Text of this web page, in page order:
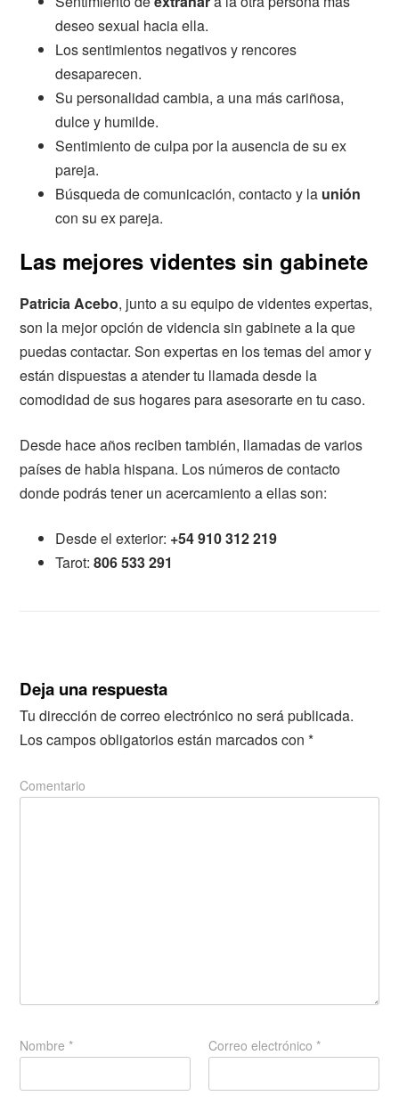
deseo sexual hacia ella.
Los sentimientos negativos y rencores
desaparecen.
Su personalidad cambia, a una más cariñosa,
dulce y humilde.
Sentimiento de culpa por la ausencia de su ex
pareja.
Búsqueda de comunicación, contacto y la unión
con su ex pareja.
Las mejores videntes sin gabinete
Patricia Acebo, junto a su equipo de videntes expertas,
son la mejor opción de videncia sin gabinete a la que
puedas contactar. Son expertas en los temas del amor y
están dispuestas a atender tu llamada desde la
comodidad de sus hogares para asesorarte en tu caso.
Desde hace años reciben también, llamadas de varios
países de habla hispana. Los números de contacto
donde podrás tener un acercamiento a ellas son:
Desde el exterior: +54 910 312 219
Tarot:806 533 291
Deja una respuesta
Tu dirección de correo electrónico no será publicada.
Los campos obligatorios están marcados con*
Comentario
Nombre* Correo electrónico*